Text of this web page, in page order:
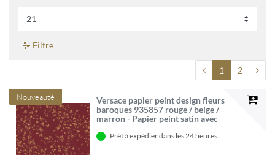
Filtre
1 2
Nouveauté
Versace papier peint design fleurs
baroques 935857 rouge / beige /
marron - Papier peint satin avec
Prêt à expédier dans les 24 heures.